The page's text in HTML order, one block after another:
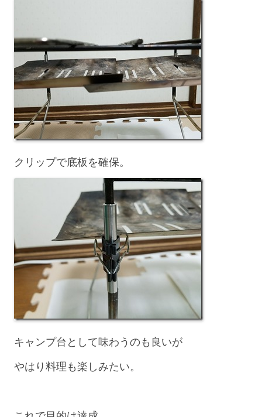
クリップで底板を確保。
キャンプ台として味わうのも良いが
やはり料理も楽しみたい。